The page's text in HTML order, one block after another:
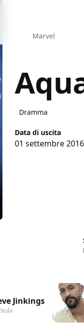
Marvel
Dramma
Data di uscita
01 settembre 2016
Jinkings